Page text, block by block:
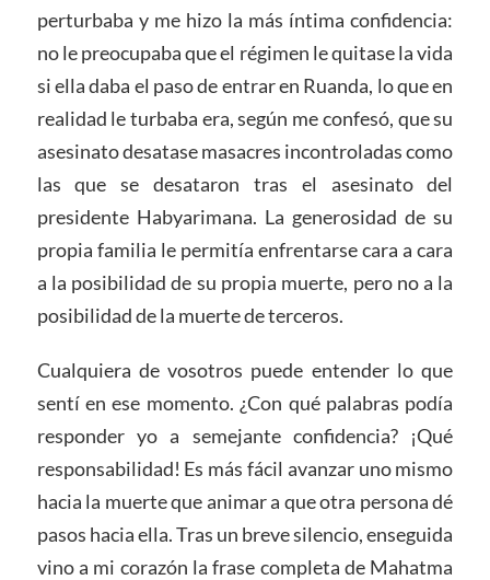
perturbaba y me hizo la más íntima confidencia:
no le preocupaba que el régimen le quitase la vida
si ella daba el paso de entrar en Ruanda, lo que en
realidad le turbaba era, según me confesó, que su
asesinato desatase masacres incontroladas como
las que se desataron tras el asesinato del
presidente Habyarimana. La generosidad de su
propia familia le permitía enfrentarse cara a cara
a la posibilidad de su propia muerte, pero no a la
posibilidad de la muerte de terceros.
Cualquiera de vosotros puede entender lo que
sentí en ese momento. ¿Con qué palabras podía
responder yo a semejante confidencia? ¡Qué
responsabilidad! Es más fácil avanzar uno mismo
hacia la muerte que animar a que otra persona dé
pasos hacia ella. Tras un breve silencio, enseguida
vino a mi corazón la frase completa de Mahatma